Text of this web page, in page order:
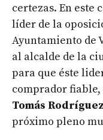
certezas. En este
líder de la
Ayuntamiento de
al alcalde de la
para que éste
comprador fiable,
Tomás
próximo pleno